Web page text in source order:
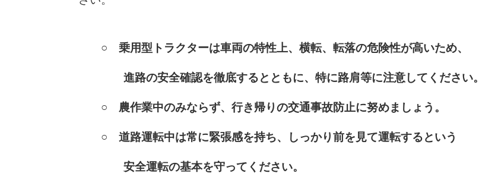
○ 乗用型トラクターは車両の特性上、横転、転落の危険性が高いため、
進路の安全確認を徹底するとともに、 特に路肩等に注意してください。
○ 農作業中のみならず、行き帰りの交通事故防止に努めましょう。
○ 道路運転中は常に緊張感を持ち、しっかり前を見て運転するという
安全運転の基本を守ってください。